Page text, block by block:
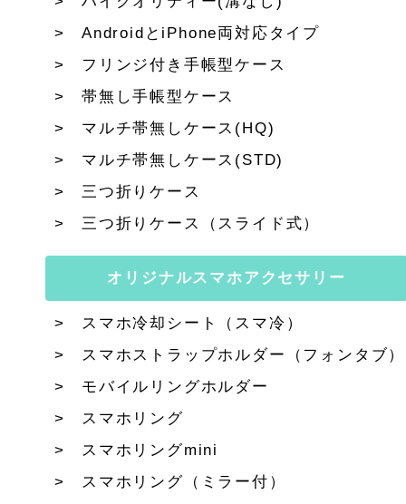
AndroidとiPhone両対応タイプ
フリンジ付き手帳型ケース
帯無し手帳型ケース
マルチ帯無しケース(HQ)
マルチ帯無しケース(STD)
三つ折りケース
三つ折りケース（スライド式）
オリジナルスマホアクセサリー
スマホ冷却シート（スマ冷）
スマホストラップホルダー（フォンタブ）
モバイルリングホルダー
スマホリング
スマホリングmini
スマホリング（ミラー付）